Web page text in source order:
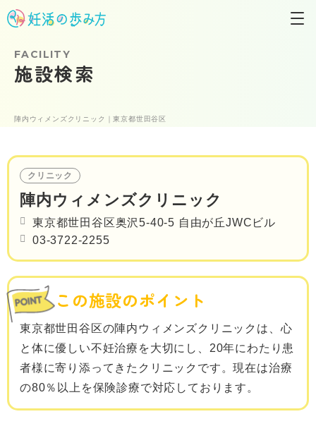
陣内ウィメンズクリニック｜東京都世田谷区
FACILITY
施設検索
クリニック
陣内ウィメンズクリニック
東京都世田谷区奥沢5-40-5 自由が丘JWCビル
03-3722-2255
この施設のポイント
東京都世田谷区の陣内ウィメンズクリニックは、心
と体に優しい不妊治療を大切にし、20年にわたり患
者様に寄り添ってきたクリニックです。現在は治療
の80％以上を保険診療で対応しております。